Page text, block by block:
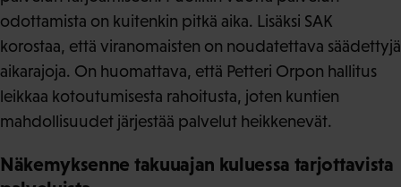
odottamista on kuitenkin pitkä aika. Lisäksi SAK
korostaa, että viranomaisten on noudatettava säädettyjä
aikarajoja. On huomattava, että Petteri Orpon hallitus
leikkaa kotoutumisesta rahoitusta, joten kuntien
mahdollisuudet järjestää palvelut heikkenevät.
Näkemyksenne takuuajan kuluessa tarjottavista